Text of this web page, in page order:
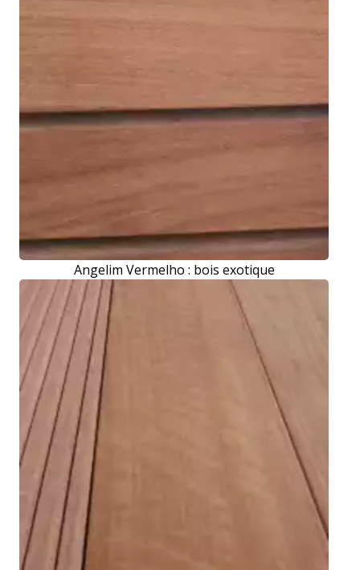
Angelim Vermelho : bois exotique